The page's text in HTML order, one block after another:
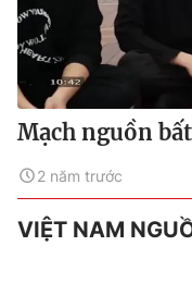
Mạch nguồn
2 năm trước
VIỆT NAM